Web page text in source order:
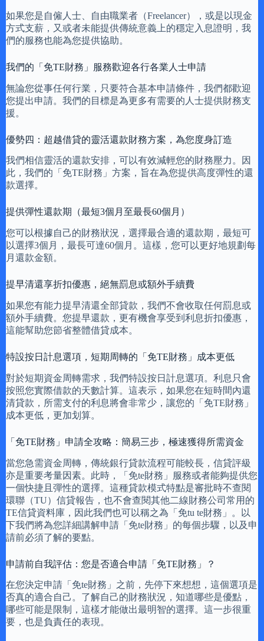
如果您是自僱人士、自由職業者（Freelancer），或是以現金
方式支薪，又或者未能提供傳統意義上的穩定入息證明，我
們的服務也能為您提供協助。
我們的「免TE財務」服務歡迎各行各業人士申請
無論您從事任何行業，只要符合基本申請條件，我們都歡迎
您提出申請。我們的目標是為更多有需要的人士提供財務支
援。
優勢四：超越借貸的靈活還款財務方案，為您度身訂造
我們相信靈活的還款安排，可以有效減輕您的財務壓力。因
此，我們的「免TE財務」方案，旨在為您提供高度彈性的還
款選擇。
提供彈性還款期（最短3個月至最長60個月）
您可以根據自己的財務狀況，選擇最合適的還款期，最短可
以選擇3個月，最長可達60個月。這樣，您可以更好地規劃每
月還款金額。
提早清還享折扣優惠，絕無罰息或額外手續費
如果您有能力提早清還全部貸款，我們不會收取任何罰息或
額外手續費。您提早還款，更有機會享受到利息折扣優惠，
這能幫助您節省整體借貸成本。
特設按日計息選項，短期周轉的「免TE財務」成本更低
對於短期資金周轉需求，我們特設按日計息選項。利息只會
按照您實際借款的天數計算。這表示，如果您在短時間內還
清貸款，所需支付的利息將會非常少，讓您的「免TE財務」
成本更低，更加划算。
「免TE財務」申請全攻略：簡易三步，極速獲得所需資金
當您急需資金周轉，傳統銀行貸款流程可能較長，信貸評級
亦是重要考量因素。此時，「免te財務」服務或者能夠提供您
一個快捷且彈性的選擇。這種貸款模式特點是審批時不查閱
環聯（TU）信貸報告，也不會查閱其他二線財務公司常用的
TE信貸資料庫，因此我們也可以稱之為「免tu te財務」。以
下我們將為您詳細講解申請「免te財務」的每個步驟，以及申
請前必須了解的要點。
申請前自我評估：您是否適合申請「免TE財務」？
在您決定申請「免te財務」之前，先停下來想想，這個選項是
否真的適合自己。了解自己的財務狀況，知道哪些是優點，
哪些可能是限制，這樣才能做出最明智的選擇。這一步很重
要，也是負責任的表現。